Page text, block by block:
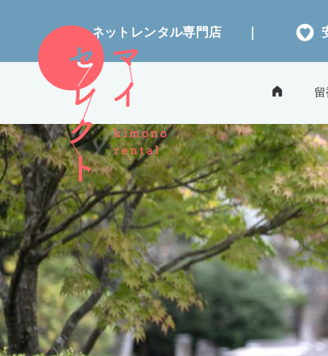
ネットレンタル専門店
留